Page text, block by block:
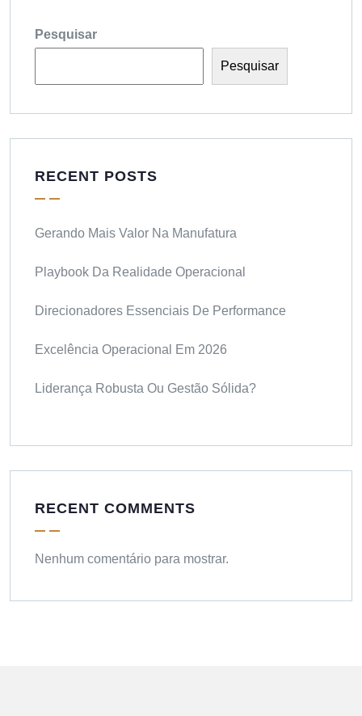
Pesquisar
Pesquisar
RECENT POSTS
Gerando Mais Valor Na Manufatura
Playbook Da Realidade Operacional
Direcionadores Essenciais De Performance
Excelência Operacional Em 2026
Liderança Robusta Ou Gestão Sólida?
RECENT COMMENTS
Nenhum comentário para mostrar.